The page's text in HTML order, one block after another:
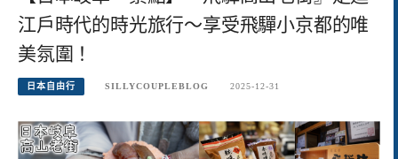
江戶時代的時光旅行～享受飛驒小京都的唯
美氛圍！
日本自由行 SILLYCOUPLEBLOG 2025-12-31